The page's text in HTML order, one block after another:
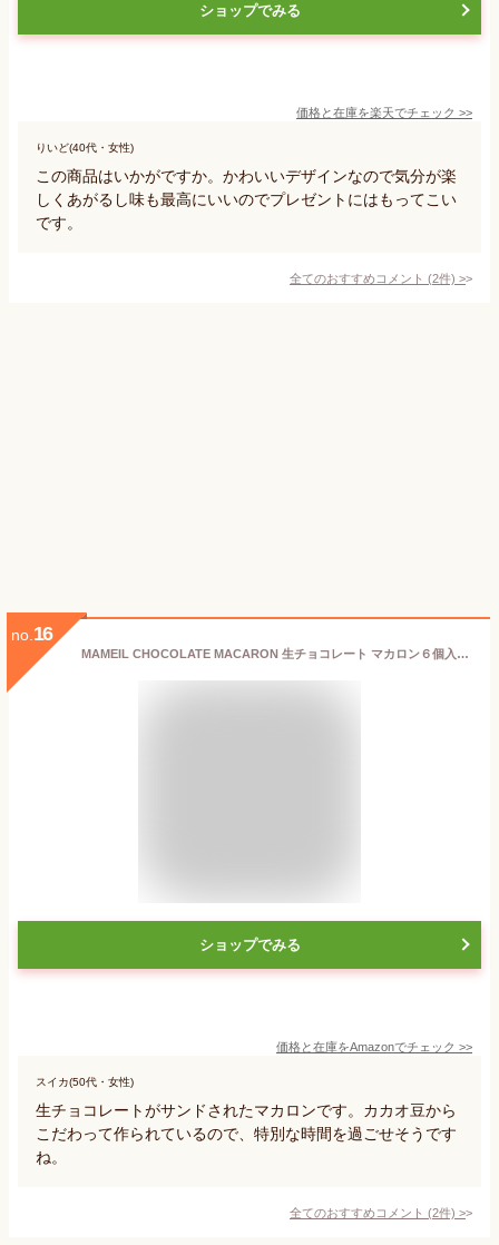
ショップでみる
価格と在庫を楽天でチェック >>
りいど(40代・女性)
この商品はいかがですか。かわいいデザインなので気分が楽
しくあがるし味も最高にいいのでプレゼントにはもってこい
です。
全てのおすすめコメント (2件) >
no. 16
MAMEIL CHOCOLATE MACARON 生チョコレート マカロン６個入セット ギフト箱入り
ショップでみる
価格と在庫をAmazonでチェック >>
スイカ(50代・女性)
生チョコレートがサンドされたマカロンです。カカオ豆から
こだわって作られているので、特別な時間を過ごせそうです
ね。
全てのおすすめコメント (2件) >